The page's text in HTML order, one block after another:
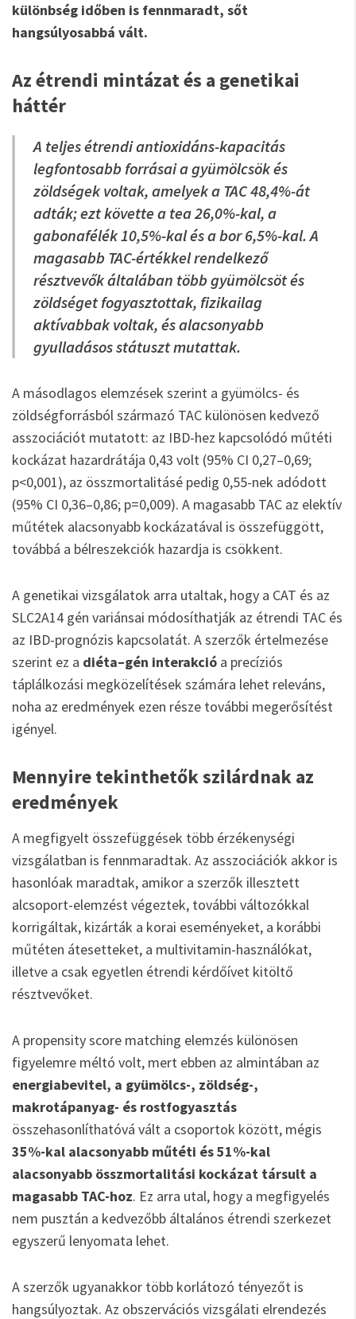
különbség időben is fennmaradt, sőt
hangsúlyosabbá vált.
Az étrendi mintázat és a genetikai
háttér
A teljes étrendi antioxidáns-kapacitás
legfontosabb forrásai a gyümölcsök és
zöldségek voltak, amelyek a TAC 48,4%-át
adták; ezt követte a tea 26,0%-kal, a
gabonafélék 10,5%-kal és a bor 6,5%-kal. A
magasabb TAC-értékkel rendelkező
résztvevők általában több gyümölcsöt és
zöldséget fogyasztottak, fizikailag
aktívabbak voltak, és alacsonyabb
gyulladásos státuszt mutattak.
A másodlagos elemzések szerint a gyümölcs- és
zöldségforrásból származó TAC különösen kedvező
asszociációt mutatott: az IBD-hez kapcsolódó műtéti
kockázat hazardrátája 0,43 volt (95% CI 0,27–0,69;
p<0,001), az összmortalitásé pedig 0,55-nek adódott
(95% CI 0,36–0,86; p=0,009). A magasabb TAC az elektív
műtétek alacsonyabb kockázatával is összefüggött,
továbbá a bélreszekciók hazardja is csökkent.
A genetikai vizsgálatok arra utaltak, hogy a CAT és az
SLC2A14 gén variánsai módosíthatják az étrendi TAC és
az IBD-prognózis kapcsolatát. A szerzők értelmezése
szerint ez a diéta–gén interakció a precíziós
táplálkozási megközelítések számára lehet releváns,
noha az eredmények ezen része további megerősítést
igényel.
Mennyire tekinthetők szilárdnak az
eredmények
A megfigyelt összefüggések több érzékenységi
vizsgálatban is fennmaradtak. Az asszociációk akkor is
hasonlóak maradtak, amikor a szerzők illesztett
alcsoport-elemzést végeztek, további változókkal
korrigáltak, kizárták a korai eseményeket, a korábbi
műtéten átesetteket, a multivitamin-használókat,
illetve a csak egyetlen étrendi kérdőívet kitöltő
résztvevőket.
A propensity score matching elemzés különösen
figyelemre méltó volt, mert ebben az almintában az
energiabevitel, a gyümölcs-, zöldség-,
makrotápanyag- és rostfogyasztás
összehasonlíthatóvá vált a csoportok között, mégis
35%-kal alacsonyabb műtéti és 51%-kal
alacsonyabb összmortalitási kockázat társult a
magasabb TAC-hoz. Ez arra utal, hogy a megfigyelés
nem pusztán a kedvezőbb általános étrendi szerkezet
egyszerű lenyomata lehet.
A szerzők ugyanakkor több korlátozó tényezőt is
hangsúlyoztak. Az obszervációs vizsgálati elrendezés